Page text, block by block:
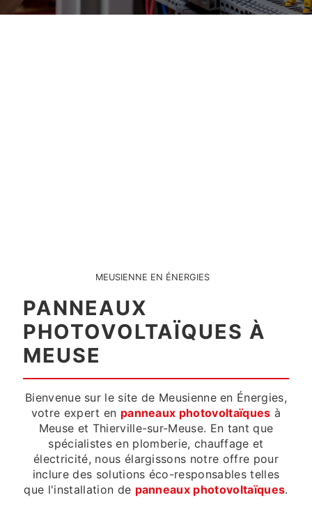
MEUSIENNE EN ÉNERGIES
PANNEAUX
PHOTOVOLTAÏQUES À
MEUSE
Bienvenue sur le site de Meusienne en Énergies,
votre expert en panneaux photovoltaïques à
Meuse et Thierville-sur-Meuse. En tant que
spécialistes en plomberie, chauffage et
électricité, nous élargissons notre offre pour
inclure des solutions éco-responsables telles
que l'installation de panneaux photovoltaïques.